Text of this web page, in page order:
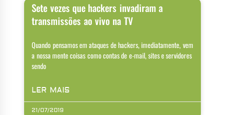
Sete vezes que hackers invadiram a
transmissões ao vivo na TV
Quando pensamos em ataques de hackers, imediatamente, vem
a nossa mente coisas como contas de e-mail, sites e servidores
sendo
LER MAIS
21/07/2019